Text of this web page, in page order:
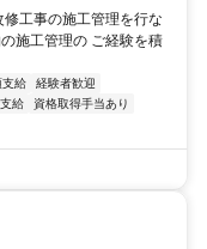
工事の施工管理を行な
施工管理の ご経験を積
支給
経験者歓迎
給
資格取得手当あり